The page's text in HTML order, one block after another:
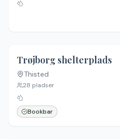
Trøjborg shelterplads
Thisted
28 pladser
Bookbar